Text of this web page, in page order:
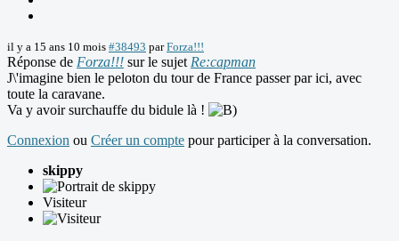
il y a 15 ans 10 mois #38493 parForza!!!
Réponse de Forza!!! sur le sujet Re:capman
J\'imagine bien le peloton du tour de France passer par ici, avec
toute la caravane.
Va y avoir surchauffe du bidule là !
Connexion ou Créer un compte pour participer à la conversation.
skippy
Visiteur